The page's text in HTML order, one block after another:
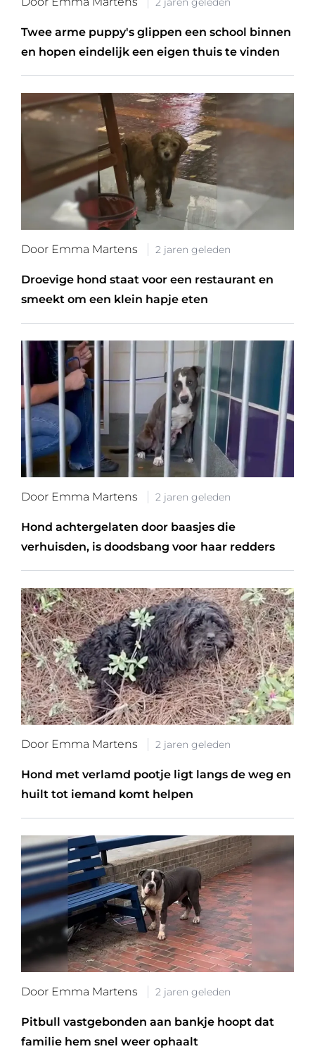
Twee arme puppy's glippen een school binnen
en hopen eindelijk een eigen thuis te vinden
Door Emma Martens 2 jaren geleden
Droevige hond staat voor een restaurant en
smeekt om een klein hapje eten
Door Emma Martens 2 jaren geleden
Hond achtergelaten door baasjes die
verhuisden, is doodsbang voor haar redders
Door Emma Martens 2 jaren geleden
Hond met verlamd pootje ligt langs de weg en
huilt tot iemand komt helpen
Door Emma Martens 2 jaren geleden
Pitbull vastgebonden aan bankje hoopt dat
familie hem snel weer ophaalt